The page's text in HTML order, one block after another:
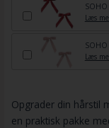
Læs
SOHO
Læs
Opgrader din hårstil
en praktisk pakke